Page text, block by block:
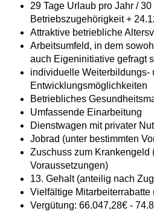
29 Tage Urlaub pro Jahr /
Betriebszugehörigkeit +
Attraktive betriebliche
Arbeitsumfeld, in dem
auch Eigeninitiative gefragt
individuelle Weiterbildungs-
Entwicklungsmöglichkeiten
Betriebliches
Umfassende Einarbeitung
Dienstwagen mit privater
Jobrad (unter bestimmten
Zuschuss zum Krankengeld
Voraussetzungen)
13. Gehalt (anteilig nach
Vielfältige Mitarbeiterrabatte
Vergütung: 66.047,28€ -